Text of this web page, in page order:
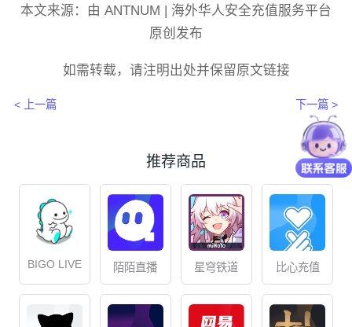
本文来源：由 ANTNUM | 海外华人安全充值服务平台
原创发布
如需转载，请注明出处并保留原文链接
< 上一篇 下一篇 >
推荐商品
BIGO LIVE 陌陌直播 星穹铁道 比心充值